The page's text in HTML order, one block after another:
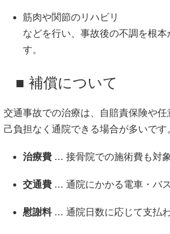
筋肉や関節のリハビリ
などを行い、事故後の不調を根本
す。
■ 補償について
交通事故での治療は、自賠責保険や
己負担なく通院できる場合が多いです
治療費 … 接骨院での施術費も対象
交通費 … 通院にかかる電車・バ
慰謝料… 通院日数に応じて支払